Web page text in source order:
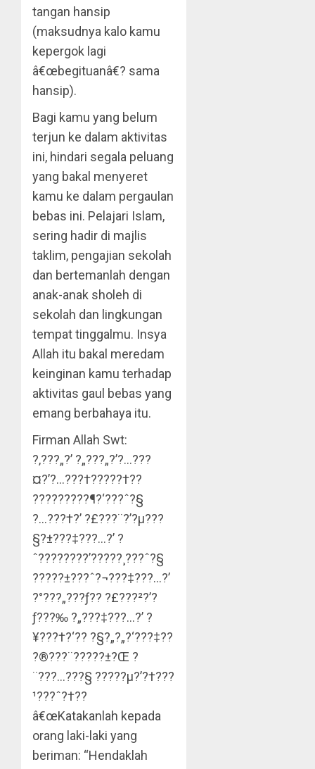
tangan hansip
(maksudnya kalo kamu
kepergok lagi
â€œbegituanâ€? sama
hansip).
Bagi kamu yang belum
terjun ke dalam aktivitas
ini, hindari segala peluang
yang bakal menyeret
kamu ke dalam pergaulan
bebas ini. Pelajari Islam,
sering hadir di majlis
taklim, pengajian sekolah
dan bertemanlah dengan
anak-anak sholeh di
sekolah dan lingkungan
tempat tinggalmu. Insya
Allah itu bakal meredam
keinginan kamu terhadap
aktivitas gaul bebas yang
emang berbahaya itu.
Firman Allah Swt:
?‚???„?’ ?„???„?’?…???
¤?’?…???†?????†??
?????????¶?‘???ˆ?§
?…???†?’ ?£???¨?’?µ???
§?±???‡???…?’ ?
ˆ???????­?’?????¸???ˆ?§
?????±???ˆ?¬???‡???…?’
?°???„???ƒ?? ?£???²?’?
ƒ???‰ ?„???‡???…?’ ?
¥???†?‘?? ?§?„?„?‘???‡??
?®???¨?????±?Œ ?
¨???…???§ ?????µ?’?†???
¹???ˆ?†??
â€œKatakanlah kepada
orang laki-laki yang
beriman: “Hendaklah